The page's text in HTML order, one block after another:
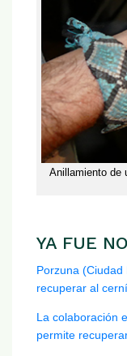
Anillamiento de
YA FUE
Porzuna
recuperar al
La colaboración
permite